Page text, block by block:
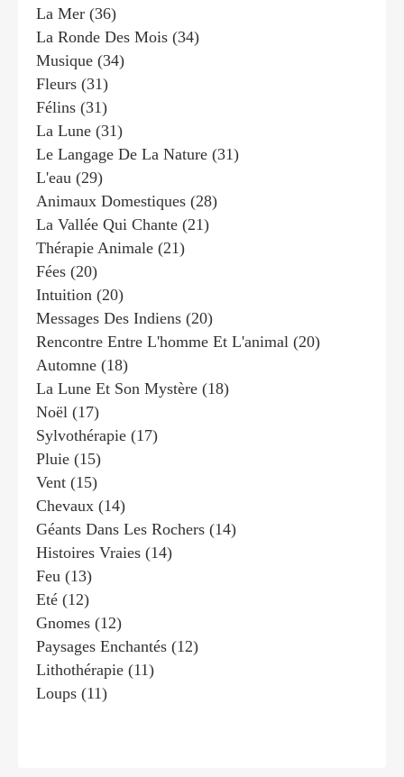
La Mer (36)
La Ronde Des Mois (34)
Musique (34)
Fleurs (31)
Félins (31)
La Lune (31)
Le Langage De La Nature (31)
L'eau (29)
Animaux Domestiques (28)
La Vallée Qui Chante (21)
Thérapie Animale (21)
Fées (20)
Intuition (20)
Messages Des Indiens (20)
Rencontre Entre L'homme Et L'animal (20)
Automne (18)
La Lune Et Son Mystère (18)
Noël (17)
Sylvothérapie (17)
Pluie (15)
Vent (15)
Chevaux (14)
Géants Dans Les Rochers (14)
Histoires Vraies (14)
Feu (13)
Eté (12)
Gnomes (12)
Paysages Enchantés (12)
Lithothérapie (11)
Loups (11)